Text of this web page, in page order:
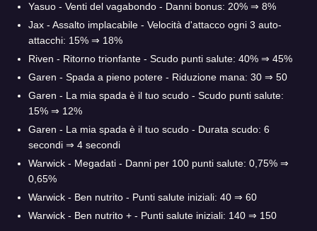
Yasuo - Venti del vagabondo - Danni bonus: 20% ⇒ 8%
Jax - Assalto implacabile - Velocità d'attacco ogni 3 auto-
attacchi: 15% ⇒ 18%
Riven - Ritorno trionfante - Scudo punti salute: 40% ⇒ 45%
Garen - Spada a pieno potere - Riduzione mana: 30 ⇒ 50
Garen - La mia spada è il tuo scudo - Scudo punti salute:
15% ⇒ 12%
Garen - La mia spada è il tuo scudo - Durata scudo: 6
secondi ⇒ 4 secondi
Warwick - Megadati - Danni per 100 punti salute: 0,75% ⇒
0,65%
Warwick - Ben nutrito - Punti salute iniziali: 40 ⇒ 60
Warwick - Ben nutrito + - Punti salute iniziali: 140 ⇒ 150